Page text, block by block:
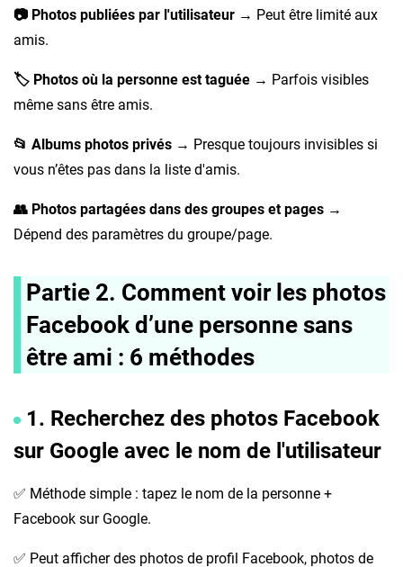
📷 Photos publiées par l'utilisateur → Peut être limité aux
amis.
🏷️ Photos où la personne est taguée → Parfois visibles
même sans être amis.
📂 Albums photos privés → Presque toujours invisibles si
vous n’êtes pas dans la liste d'amis.
👥 Photos partagées dans des groupes et pages →
Dépend des paramètres du groupe/page.
Partie 2. Comment voir les photos
Facebook d’une personne sans
être ami : 6 méthodes
1. Recherchez des photos Facebook
sur Google avec le nom de l'utilisateur
✅ Méthode simple : tapez le nom de la personne +
Facebook sur Google.
✅ Peut afficher des photos de profil Facebook, photos de